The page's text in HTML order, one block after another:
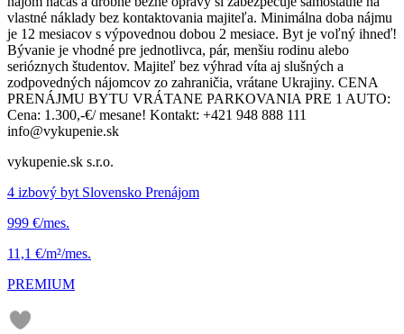
vlastné náklady bez kontaktovania majiteľa. Minimálna doba nájmu
je 12 mesiacov s výpovednou dobou 2 mesiace. Byt je voľný ihneď!
Bývanie je vhodné pre jednotlivca, pár, menšiu rodinu alebo
serióznych študentov. Majiteľ bez výhrad víta aj slušných a
zodpovedných nájomcov zo zahraničia, vrátane Ukrajiny. CENA
PRENÁJMU BYTU VRÁTANE PARKOVANIA PRE 1 AUTO:
Cena: 1.300,-€/ mesane! Kontakt: +421 948 888 111
info@vykupenie.sk
vykupenie.sk s.r.o.
4 izbový byt Slovensko Prenájom
999 €/mes.
11,1 €/m²/mes.
PREMIUM